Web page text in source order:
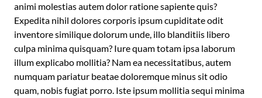
animi molestias autem dolor ratione sapiente quis?
Expedita nihil dolores corporis ipsum cupiditate odit
inventore similique dolorum unde, illo blanditiis libero
culpa minima quisquam? Iure quam totam ipsa laborum
illum explicabo mollitia? Nam ea necessitatibus, autem
numquam pariatur beatae doloremque minus sit odio
quam, nobis fugiat porro. Iste ipsum mollitia sequi minima